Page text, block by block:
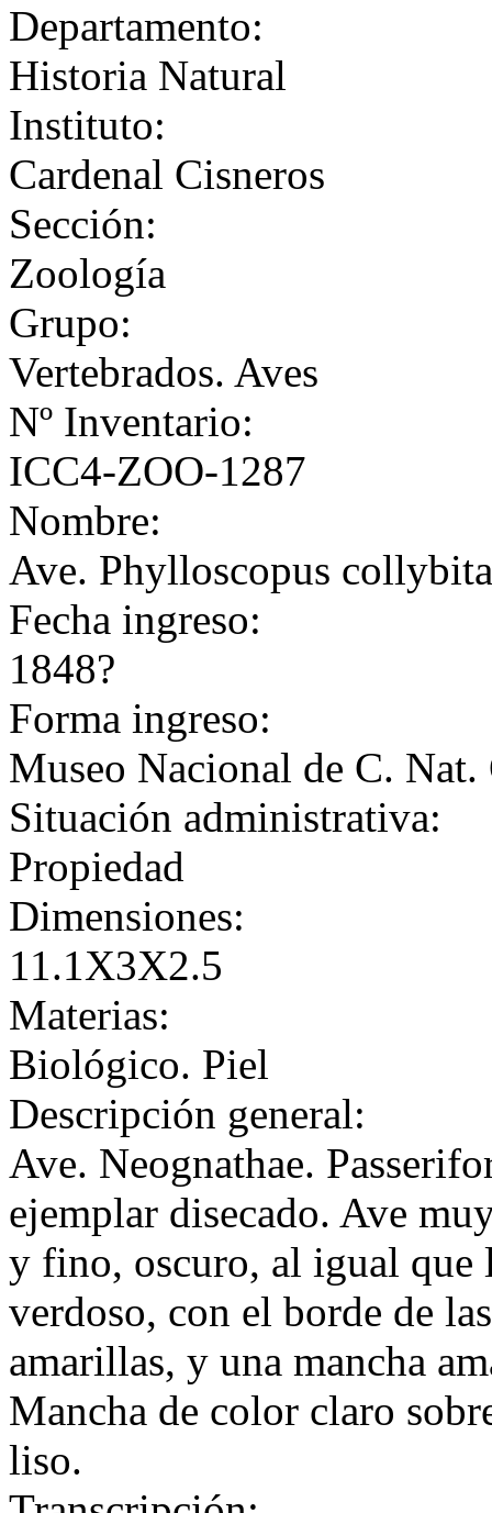
Departamento:
Historia Natural
Instituto:
Cardenal Cisneros
Sección:
Zoología
Grupo:
Vertebrados. Aves
Nº Inventario:
ICC4-ZOO-1287
Nombre:
Ave. Phylloscopus
Fecha ingreso:
1848?
Forma ingreso:
Museo Nacional de C. Nat.
Situación administrativa:
Propiedad
Dimensiones:
11.1X3X2.5
Materias:
Biológico. Piel
Descripción general:
Ave. Neognathae.
ejemplar disecado. Ave
y fino, oscuro, al igual que
verdoso, con el borde de
amarillas, y una mancha
Mancha de color claro
liso.